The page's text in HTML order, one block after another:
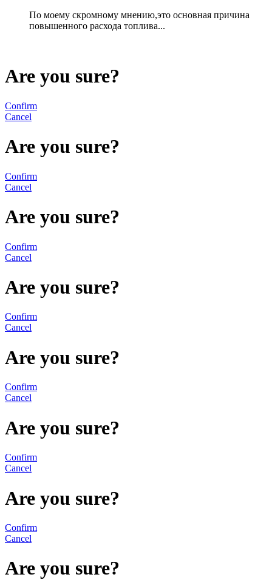
По моему скромному мнению,это основная причина
повышенного расхода топлива...
Are you sure?
Confirm
Cancel
Are you sure?
Confirm
Cancel
Are you sure?
Confirm
Cancel
Are you sure?
Confirm
Cancel
Are you sure?
Confirm
Cancel
Are you sure?
Confirm
Cancel
Are you sure?
Confirm
Cancel
Are you sure?